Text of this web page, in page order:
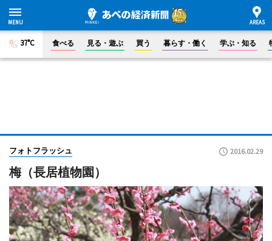
37°C 食べる 見る・遊ぶ 買う 暮らす・働く 学ぶ・知る
フォトフラッシュ 2016.02.29
梅（長居植物園）